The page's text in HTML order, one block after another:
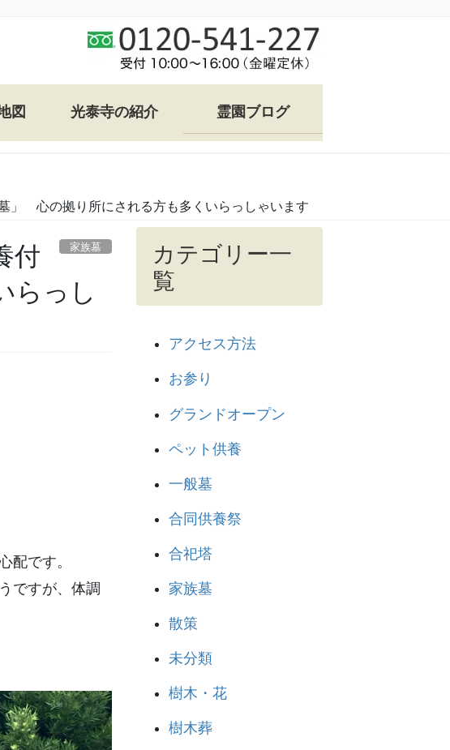
図 光泰寺の紹介 霊園ブログ
」 心の拠り所にされる方も多くいらっしゃいます
家族墓
付
らっし
配です。
ですが、体調
カテゴリー一
覧
アクセス方法
お参り
グランドオープン
ペット供養
一般墓
合同供養祭
合祀塔
家族墓
散策
未分類
樹木・花
樹木葬